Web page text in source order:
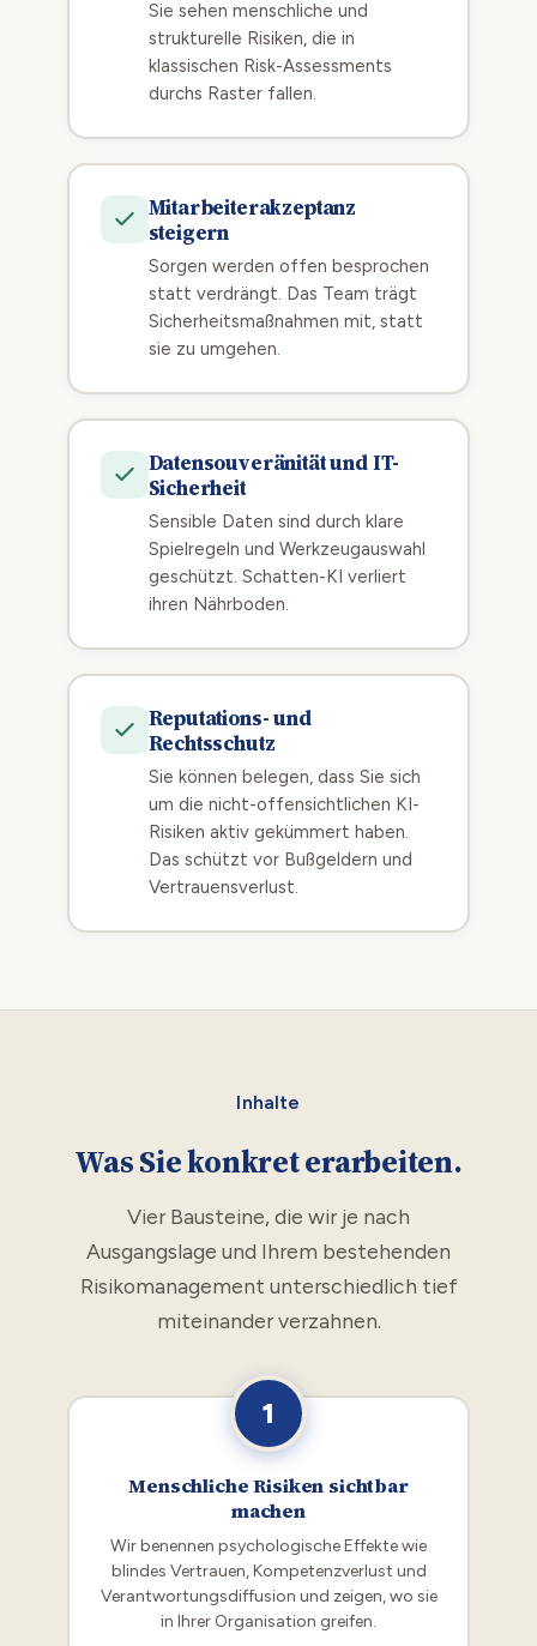
Sie sehen menschliche und
strukturelle Risiken, die in
klassischen Risk-Assessments
durchs Raster fallen.
Mitarbeiterakzeptanz
steigern
Sorgen werden offen besprochen
statt verdrängt. Das Team trägt
Sicherheitsmaßnahmen mit, statt
sie zu umgehen.
Datensouveränität und IT-
Sicherheit
Sensible Daten sind durch klare
Spielregeln und Werkzeugauswahl
geschützt. Schatten-KI verliert
ihren Nährboden.
Reputations- und
Rechtsschutz
Sie können belegen, dass Sie sich
um die nicht-offensichtlichen KI-
Risiken aktiv gekümmert haben.
Das schützt vor Bußgeldern und
Vertrauensverlust.
Inhalte
Was Sie konkret erarbeiten.
Vier Bausteine, die wir je nach
Ausgangslage und Ihrem bestehenden
Risikomanagement unterschiedlich tief
miteinander verzahnen.
1
Menschliche Risiken sichtbar
machen
Wir benennen psychologische Effekte wie
blindes Vertrauen, Kompetenzverlust und
Verantwortungsdiffusion und zeigen, wo sie
in Ihrer Organisation greifen.